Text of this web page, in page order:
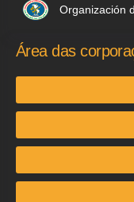
Organización
Área das